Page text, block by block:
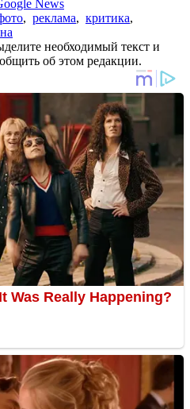
News
, реклама, критика,
необходимый текст и
об этом редакции.